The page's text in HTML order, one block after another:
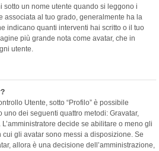
un nome utente quando si leggono i
associata al tuo grado, generalmente ha la
indicano quanti interventi hai scritto o il tuo
più grande nota come avatar, che in
utente.
Utente, sotto “Profilo” è possibile
dei seguenti quattro metodi: Gravatar,
decide se abilitare o meno gli
gli avatar sono messi a disposizione. Se
allora è una decisione dell’amministrazione,